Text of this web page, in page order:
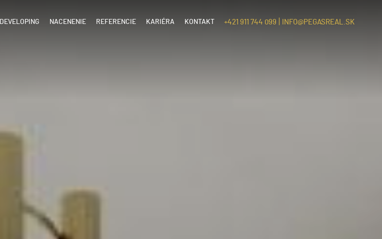
+421 911 744 099 INFO@PEGASREAL.SK
DEVELOPING NACENENIE REFERENCIE KARIÉRA KONTAKT